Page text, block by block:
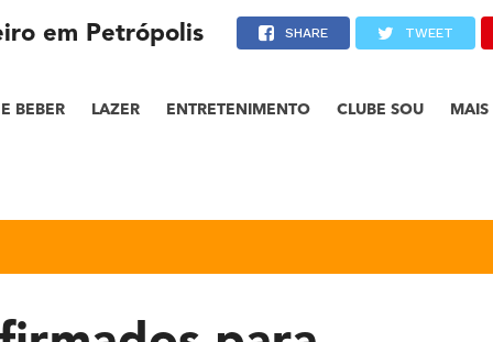
BEBER LAZER ENTRETENIMENTO CLUBE SOU MAIS
em Petrópolis SHARE TWEET